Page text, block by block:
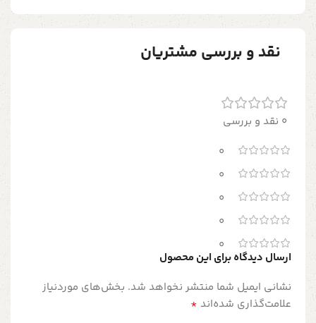
نقد و بررسی مشتریان
0 نقد و بررسی
0
0
0
0
0
ارسال دیدگاه برای این محصول
نشانی ایمیل شما منتشر نخواهد شد. بخش‌های موردنیاز
علامت‌گذاری شده‌اند *